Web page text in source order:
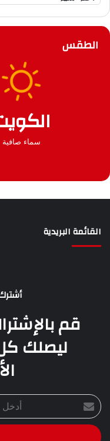
و
ق
ل
أ
ش
الطقس
سماء صافية
القائمة البريدية
قم
ليصلك
أدخل
بريدك
الإلكتروني